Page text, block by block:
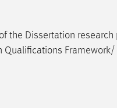
the Dissertation research
Qualifications Framework/